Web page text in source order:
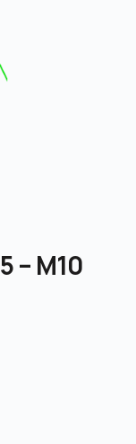
– M10